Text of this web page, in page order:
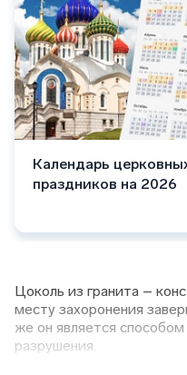
Календарь
праздников на 2026
Цоколь из гранита –
месту захоронения
же он является
разрушения.